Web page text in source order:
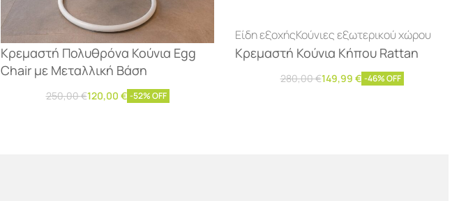
Είδη εξοχής Κούνιες εξωτερικού χώρου
Κρεμαστή Πολυθρόνα Κούνια Egg
Chair με Μεταλλική Βάση
250,00€120,00 € -52% OFF
Είδη εξοχήςΚούνιες εξωτερικού χώρου
Κρεμαστή Κούνια Κήπου Rattan
280,00€149,99 € -46% OFF